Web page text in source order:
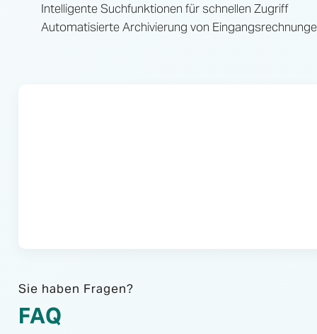
Intelligente Suchfunktionen für schnellen Zugriff
Automatisierte Archivierung von
Sie haben Fragen?
FAQ